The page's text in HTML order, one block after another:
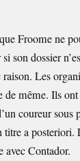
Froome ne
son dossier
raison. Les
de même. Ils
coureur
titre a posteriori.
avec Contador.